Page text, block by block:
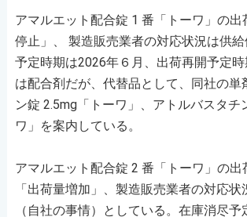
アマルエット配合錠 1 番「トーワ」の出
停止」、 製造販売業者の対応状況は供
予定時期は2026年６月、出荷再開予定
は配合剤だが、代替品として、同社の単
ン錠 2.5mg「トーワ」、アトルバスタチ
ワ」を案内している。
アマルエット配合錠 2 番「トーワ」の出
「出荷量増加」、製造販売業者の対応
（自社の事情）としている。在庫消尽